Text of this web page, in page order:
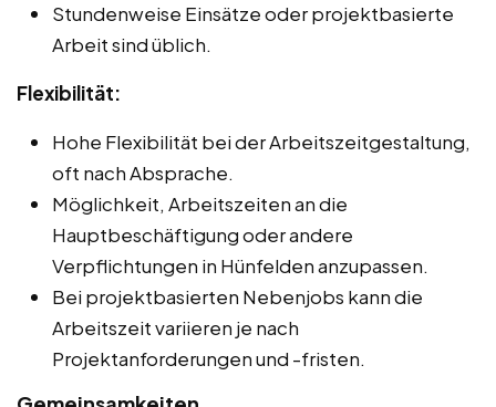
Stundenweise Einsätze oder projektbasierte
Arbeit sind üblich.
Flexibilität:
Hohe Flexibilität bei der Arbeitszeitgestaltung,
oft nach Absprache.
Möglichkeit, Arbeitszeiten an die
Hauptbeschäftigung oder andere
Verpflichtungen in Hünfelden anzupassen.
Bei projektbasierten Nebenjobs kann die
Arbeitszeit variieren je nach
Projektanforderungen und -fristen.